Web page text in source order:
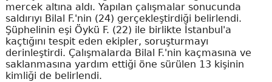
mercek altına aldı. Yapılan çalışmalar sonucunda
saldırıyı Bilal F.'nin (24) gerçekleştirdiği belirlendi.
Şüphelinin eşi Öykü F. (22) ile birlikte İstanbul'a
kaçtığını tespit eden ekipler, soruşturmayı
derinleştirdi. Çalışmalarda Bilal F.'nin kaçmasına ve
saklanmasına yardım ettiği öne sürülen 13 kişinin
kimliği de belirlendi.